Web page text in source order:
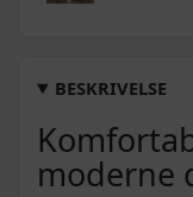
BESKRIVELSE
moderne